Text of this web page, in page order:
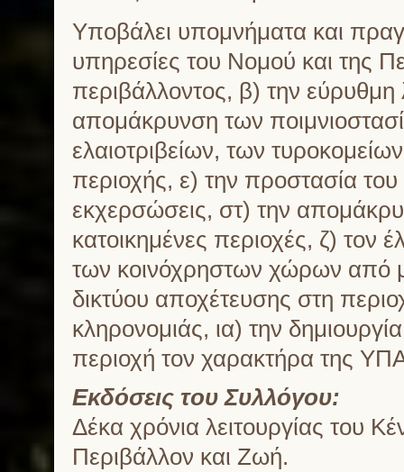
Υποβάλει υπομνήματα και
υπηρεσίες του Νομού και της
περιβάλλοντος, β) την εύρυθμη
απομάκρυνση των
ελαιοτριβείων, των
περιοχής, ε) την προστασία
εκχερσώσεις, στ) την
κατοικημένες περιοχές, ζ) τον
των κοινόχρηστων χώρων από
δικτύου αποχέτευσης στη
κληρονομιάς, ια) την
περιοχή τον χαρακτήρα της
Εκδόσεις του Συλλόγου:
Δέκα χρόνια λειτουργίας του
Περιβάλλον και Ζωή.